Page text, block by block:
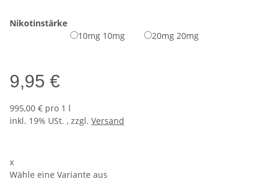
Nikotinstärke
10mg 10mg 20mg 20mg
9,95 €
995,00 € pro 1 l
inkl. 19% USt. , zzgl. Versand
x
Wähle eine Variante aus